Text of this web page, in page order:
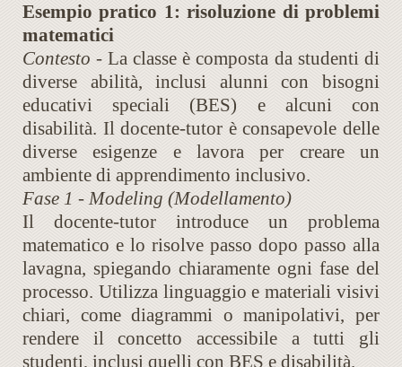
Esempio pratico 1: risoluzione di problemi
matematici
Contesto - La classe è composta da studenti di
diverse abilità, inclusi alunni con bisogni
educativi speciali (BES) e alcuni con
disabilità. Il docente-tutor è consapevole delle
diverse esigenze e lavora per creare un
ambiente di apprendimento inclusivo.
Fase 1 - Modeling (Modellamento)
Il docente-tutor introduce un problema
matematico e lo risolve passo dopo passo alla
lavagna, spiegando chiaramente ogni fase del
processo. Utilizza linguaggio e materiali visivi
chiari, come diagrammi o manipolativi, per
rendere il concetto accessibile a tutti gli
studenti, inclusi quelli con BES e disabilità.